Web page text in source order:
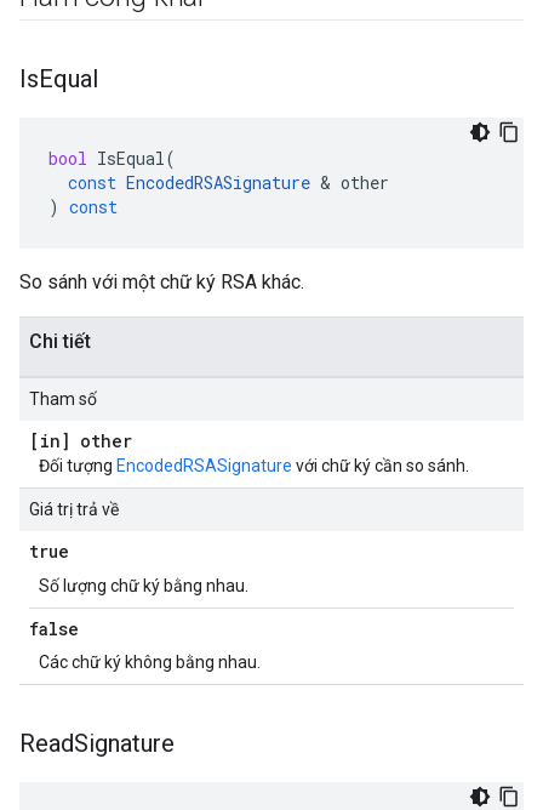
IsEqual
bool IsEqual(
const EncodedRSASignature & other
) const
So sánh với một chữ ký RSA khác.
Chi tiết
Tham số
[in] other
Đối tượng EncodedRSASignature với chữ ký cần so sánh.
Giá trị trả về
true
Số lượng chữ ký bằng nhau.
false
Các chữ ký không bằng nhau.
ReadSignature